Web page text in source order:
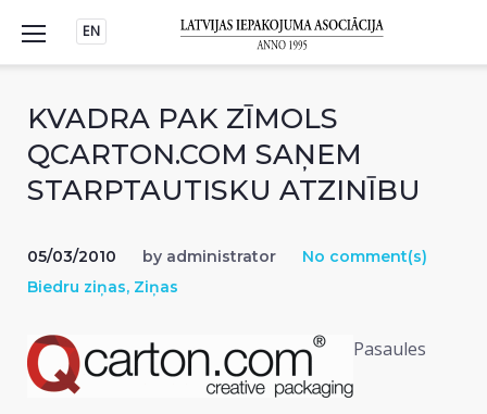
content
EN
KVADRA PAK ZĪMOLS
QCARTON.COM SAŅEM
STARPTAUTISKU ATZINĪBU
05/03/2010 by administrator
No comment(s)
Biedru ziņas, Ziņas
Pasaules